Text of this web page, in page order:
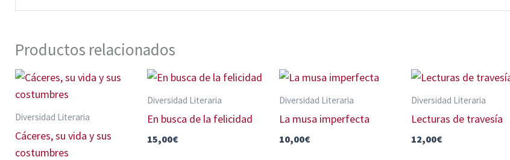
Productos relacionados
Diversidad Literaria
Cáceres, su vida y sus
costumbres
Diversidad Literaria
En busca de la felicidad
15,00€
Diversidad Literaria
La musa imperfecta
10,00€
Diversidad Literaria
Lecturas de travesía
12,00€